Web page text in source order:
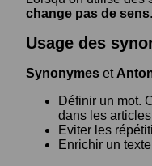
change pas de sens.
Usage des
Synonymes et
Définir un mot.
dans les
Eviter les
Enrichir un